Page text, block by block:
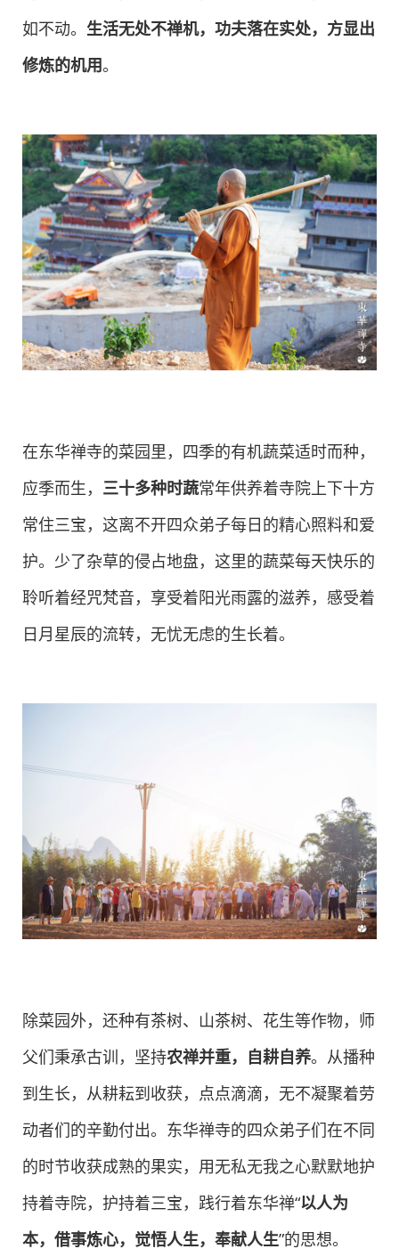
如不动。 生活无处不禅机，功夫落在实处，方显出
修炼的机用。
在东华禅寺的菜园里，四季的有机蔬菜适时而种，
应季而生， 三十多种时蔬常年供养着寺院上下十方
常住三宝，这离不开四众弟子每日的精心照料和爱
护。少了杂草的侵占地盘，这里的蔬菜每天快乐的
聆听着经咒梵音，享受着阳光雨露的滋养，感受着
日月星辰的流转，无忧无虑的生长着。
除菜园外，还种有茶树、山茶树、花生等作物，师
父们秉承古训，坚持农禅并重，自耕自养。从播种
到生长，从耕耘到收获，点点滴滴，无不凝聚着劳
动者们的辛勤付出。东华禅寺的四众弟子们在不同
的时节收获成熟的果实，用无私无我之心默默地护
持着寺院，护持着三宝，践行着东华禅“以人为
本，借事炼心，觉悟人生，奉献人生”的思想。